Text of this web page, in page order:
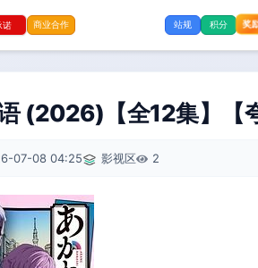
诺 商业合作 站规 积分 奖
(2026)【全12集】【
07-08 04:25 影视区 2